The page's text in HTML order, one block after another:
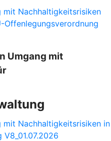
mit Nachhaltigkeitsrisiken
Offenlegungsverordnung
Umgang mit
Nachhaltigkeitsrisiken in